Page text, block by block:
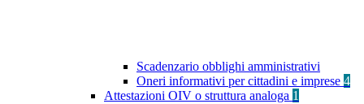
Scadenzario obblighi amministrativi
Oneri informativi per cittadini e imprese 4
Attestazioni OIV o struttura analoga 1